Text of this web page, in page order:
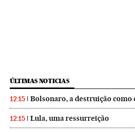
ÚLTIMAS NOTICIAS
12:15 Bolsonaro, a destruição como
12:15 Lula, uma ressurreição